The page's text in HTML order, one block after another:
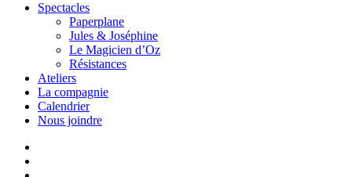
Spectacles
Paperplane
Jules & Joséphine
Le Magicien d’Oz
Résistances
Ateliers
La compagnie
Calendrier
Nous joindre